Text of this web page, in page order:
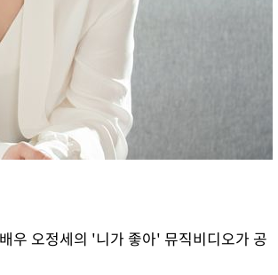
우 오정세의 '니가 좋아' 뮤직비디오가 공